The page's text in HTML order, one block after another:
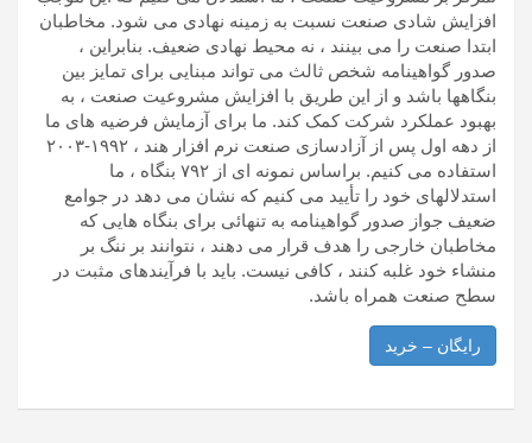
افزایش شادی صنعت نسبت به زمینه نهادی می شود. مخاطبان
ابتدا صنعت را می بینند ، نه محیط نهادی ضعیف. بنابراین ،
صدور گواهینامه شخص ثالث می تواند مبنایی برای تمایز بین
بنگاهها باشد و از این طریق با افزایش مشروعیت صنعت ، به
بهبود عملکرد شرکت کمک کند. ما برای آزمایش فرضیه های ما
از دهه اول پس از آزادسازی صنعت نرم افزار هند ، ۱۹۹۲-۲۰۰۳
استفاده می کنیم. براساس نمونه ای از ۷۹۲ بنگاه ، ما
استدلالهای خود را تأیید می کنیم که نشان می دهد در جوامع
ضعیف جواز صدور گواهینامه به تنهائی برای بنگاه هایی که
مخاطبان خارجی را هدف قرار می دهند ، نتوانند بر ننگ بر
منشاء خود غلبه کنند ، کافی نیست. باید با فرآیندهای مثبت در
سطح صنعت همراه باشد.
رایگان – خرید